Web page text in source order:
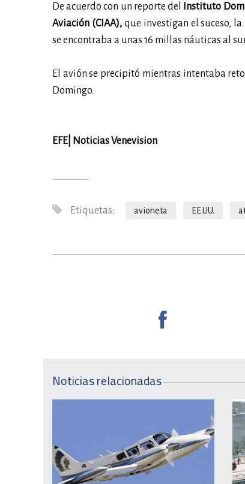
De acuerdo con un reporte del Instituto
Aviación (CIAA),que investigan el suceso, la
se encontraba a unas 16 millas náuticas al
El avión se precipitó mientras intentaba
Domingo.
EFE| Noticias Venevision
Etiquetas: avioneta EE.UU.
Noticias relacionadas